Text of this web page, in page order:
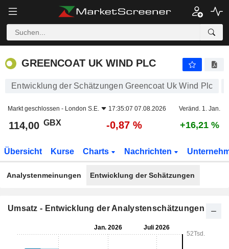
GREENCOAT UK WIND PLC
GREENCOAT UK WIND PLC
Entwicklung der Schätzungen Greencoat Uk Wind Plc
Markt geschlossen - London S.E. 17:35:07 07.08.2026 Veränd. 1. Jan.
114,00 GBX -0,87 % +16,21 %
Übersicht Kurse Charts Nachrichten
Analystenmeinungen Entwicklung der Schätzungen
Umsatz - Entwicklung der Analystenschätzungen